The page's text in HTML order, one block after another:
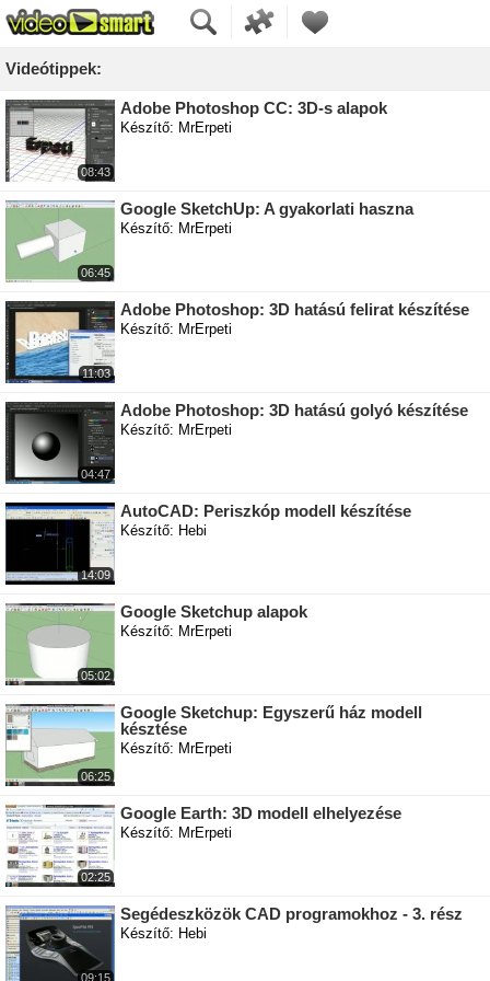
Videótippek:
08:43
Adobe Photoshop CC: 3D-s alapok
Készítő: MrErpeti
06:45
Google SketchUp: A gyakorlati haszna
Készítő: MrErpeti
11:03
Adobe Photoshop: 3D hatású felirat készítése
Készítő: MrErpeti
04:47
Adobe Photoshop: 3D hatású golyó készítése
Készítő: MrErpeti
14:09
AutoCAD: Periszkóp modell készítése
Készítő: Hebi
05:02
Google Sketchup alapok
Készítő: MrErpeti
06:25
Google Sketchup: Egyszerű ház modell
késztése
Készítő: MrErpeti
02:25
Google Earth: 3D modell elhelyezése
Készítő: MrErpeti
09:15
Segédeszközök CAD programokhoz - 3. rész
Készítő: Hebi